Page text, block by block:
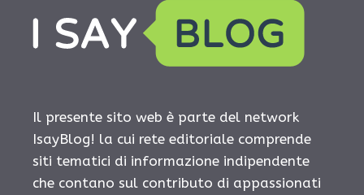
Il presente sito web è parte del network
IsayBlog! la cui rete editoriale comprende
siti tematici di informazione indipendente
che contano sul contributo di appassionati